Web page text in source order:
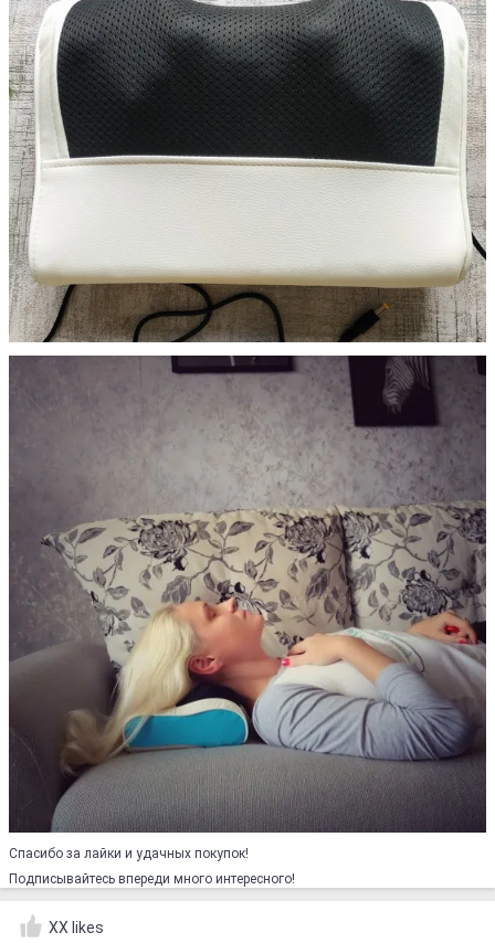
Спасибо за лайки и удачных покупок!
Подписывайтесь впереди много интересного!
XX likes